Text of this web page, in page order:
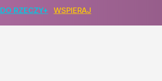
DO RZECZY+ WSPIERAJ